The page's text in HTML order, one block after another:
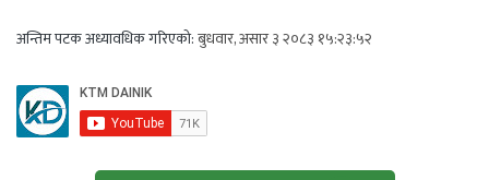
अन्तिम पटक अध्यावधिक गरिएको:बुधवार, असार ३ २०८३ १५:२३:५२